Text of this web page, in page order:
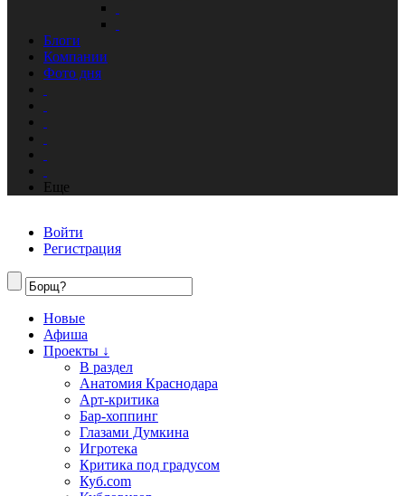
Блоги
Компании
Фото дня
Еще
Войти
Регистрация
Новые
Афиша
Проекты ↓
В раздел
Анатомия Краснодара
Арт-критика
Бар-хоппинг
Глазами Думкина
Игротека
Критика под градусом
Куб.com